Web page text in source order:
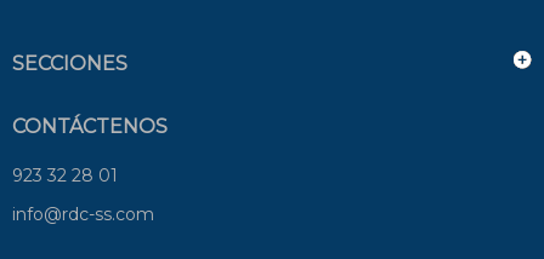
SECCIONES
CONTÁCTENOS
923 32 28 01
info@rdc-ss.com